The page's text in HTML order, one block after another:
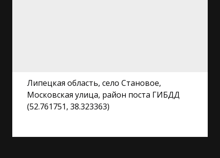
Липецкая область, село Становое,
Московская улица, район поста ГИБДД
(52.761751, 38.323363)